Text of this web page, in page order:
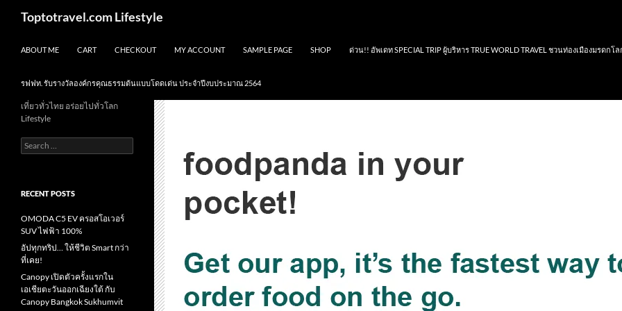
Toptotravel.com Lifestyle
ABOUT ME CART CHECKOUT MY ACCOUNT SAMPLE PAGE SHOP ด่วน!! อัพเดท SPECIAL TRIP ผู้บริหาร TRUE WORLD TRAVEL ชวนท่องเมืองมรดกโล
รฟฟท. รับรางวัลองค์กรคุณธรรมต้นแบบโดดเด่น ประจำปีงบประมาณ 2564
เที่ยวทั่วไทย อร่อยไปทั่วโลก
Lifestyle
Search
for:
RECENT POSTS
OMODA C5 EV ครอสโอเวอร์
SUV ไฟฟ้า 100%
อัปทุกทริป… ให้ชีวิต Smart กว่า
ที่เคย!
Canopy เปิดตัวครั้งแรกใน
เอเชียตะวันออกเฉียงใต้ กับ
Canopy Bangkok Sukhumvit